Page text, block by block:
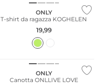
ONLY
T-shirt da ragazza KOGHELEN
19,99
ONLY
Canotta ONLLIVE LOVE